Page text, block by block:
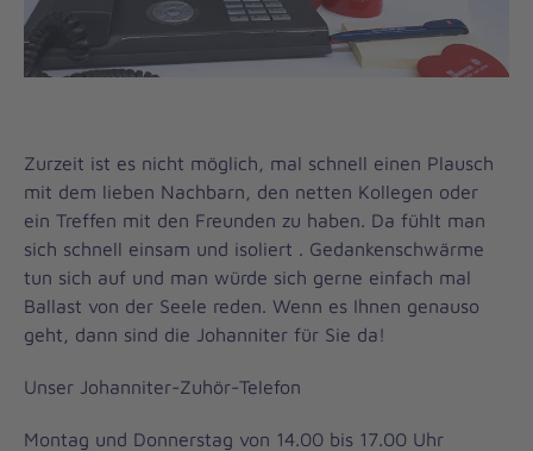
Zurzeit ist es nicht möglich, mal schnell einen Plausch
mit dem lieben Nachbarn, den netten Kollegen oder
ein Treffen mit den Freunden zu haben. Da fühlt man
sich schnell einsam und isoliert . Gedankenschwärme
tun sich auf und man würde sich gerne einfach mal
Ballast von der Seele reden. Wenn es Ihnen genauso
geht, dann sind die Johanniter für Sie da!
Unser Johanniter-Zuhör-Telefon
Montag und Donnerstag von 14.00 bis 17.00 Uhr